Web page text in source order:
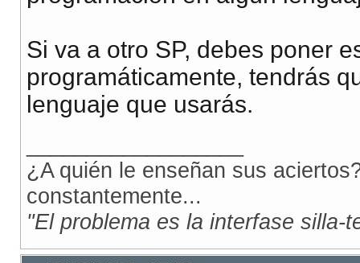
AND trunc( tradedate_1) = decode (p_NumeroOpe
P_ERRMSG := 'OK';
P_ERRCOD := 0;
Exception
NO_DATA_FOUND THEN
P_ERRCOD :
= SQLCODE;
WHEN OTHERS THEN
P_ERRCOD :
END P_FWDASIA_FAXCONFIR;
Si va a otro SP, debes poner
programáticamente, tendrás
lenguaje que usarás.
¿A quién le enseñan sus
constantemente...
"El problema es la interfase silla-